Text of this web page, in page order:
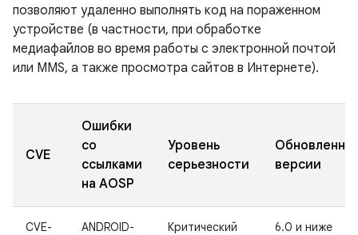
позволяют удаленно выполнять код на пораженном
устройстве (в частности, при обработке
медиафайлов во время работы с электронной почтой
или MMS, а также просмотра сайтов в Интернете).
CVE
Ошибки
со
ссылками
на AOSP
Уровень
серьезности
версии
CVE-
ANDROID-
Критический 6.0 и ниже